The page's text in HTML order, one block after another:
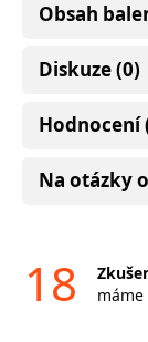
Obsah
Diskuze (0)
Hodnocení
Na otázky
18